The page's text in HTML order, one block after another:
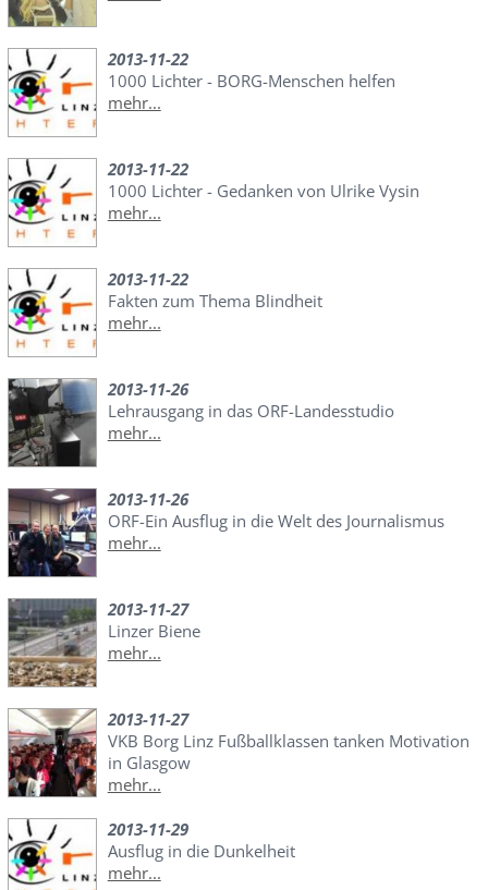
2013-11-22
1000 Lichter - BORG-Menschen helfen
mehr...
2013-11-22
1000 Lichter - Gedanken von Ulrike Vysin
mehr...
2013-11-22
Fakten zum Thema Blindheit
mehr...
2013-11-26
Lehrausgang in das ORF-Landesstudio
mehr...
2013-11-26
ORF-Ein Ausflug in die Welt des Journalismus
mehr...
2013-11-27
Linzer Biene
mehr...
2013-11-27
VKB Borg Linz Fußballklassen tanken Motivation
in Glasgow
mehr...
2013-11-29
Ausflug in die Dunkelheit
mehr...